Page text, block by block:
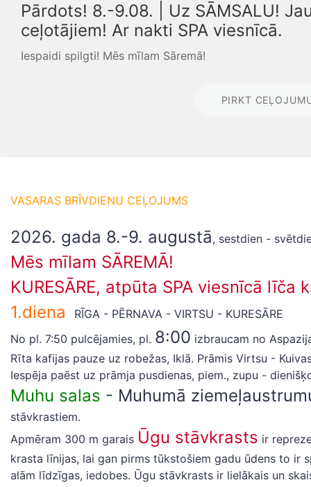
Pārdots! 8.-9.08. | Uz SĀMSALU!
ceļotājiem! Ar nakti SPA viesnīcā.
Iespaidi spilgti! Mēs mīlam Sāremā!
PIRKT
VASARAS BRĪVDIENU CEĻOJUMS
2026. gada 8.-9. augustā, sestdien -
Mēs mīlam SĀREMĀ!
KURESĀRE, atpūta SPA viesnīcā līča
1.diena
RĪGA - PĒRNAVA - VIRTSU - KURESĀRE
No pl. 7:50 pulcējamies, pl. 8:00 izbraucam no
Rīta kafijas pauze uz robežas, Iklā. Prāmis Virtsu -
Iespēja paēst uz prāmja pusdienas, piem., zupu -
Muhu salas - Muhumā
stāvkrastiem.
Apmēram 300 m garais Ūgu stāvkrasts ir
krasta līnijas, lai gan pirms tūkstošiem gadu ūdens to ir
alām līdzīgas, iedobes. Ūgu stāvkrasts ir lielākais un